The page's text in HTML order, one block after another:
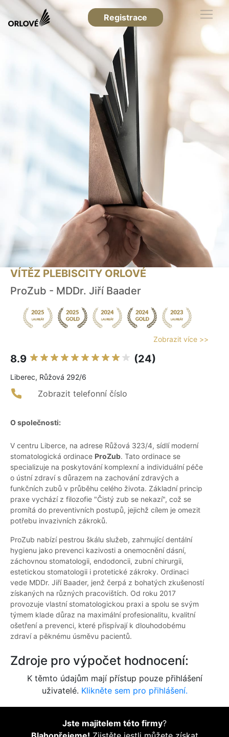
Registrace
VÍTĚZ PLEBISCITY ORLOVÉ
ProZub - MDDr. Jiří Baader
Zobrazit více >>
8.9 (24)
Liberec, Růžová 292/6
Zobrazit telefonní číslo
O společnosti:
V centru Liberce, na adrese Růžová 323/4, sídlí moderní
stomatologická ordinace ProZub. Tato ordinace se
specializuje na poskytování komplexní a individuální péče
o ústní zdraví s důrazem na zachování zdravých a
funkčních zubů v průběhu celého života. Základní princip
praxe vychází z filozofie "Čistý zub se nekazí", což se
promítá do preventivních postupů, jejichž cílem je omezit
potřebu invazivních zákroků.
ProZub nabízí pestrou škálu služeb, zahrnující dentální
hygienu jako prevenci kazivosti a onemocnění dásní,
záchovnou stomatologii, endodoncii, zubní chirurgii,
estetickou stomatologii i protetické zákroky. Ordinaci
vede MDDr. Jiří Baader, jenž čerpá z bohatých zkušeností
získaných na různých pracovištích. Od roku 2017
provozuje vlastní stomatologickou praxi a spolu se svým
týmem klade důraz na maximální profesionalitu, kvalitní
ošetření a prevenci, které přispívají k dlouhodobému
zdraví a pěknému úsměvu pacientů.
Zdroje pro výpočet hodnocení:
K těmto údajům mají přístup pouze přihlášení
uživatelé. Klikněte sem pro přihlášení.
Jste majitelem této firmy?